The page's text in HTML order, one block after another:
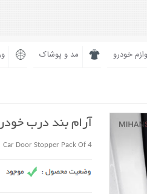
خودرو مد و پوشاک
آرام بند درب خودرو
Car Door Stopper Pack Of 4